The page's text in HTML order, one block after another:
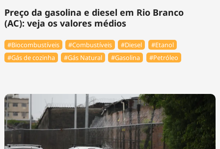
Preço da gasolina e diesel em Rio Branco
(AC): veja os valores médios
#Biocombustíveis #Combustíveis #Diesel
#Etanol
#Gás de cozinha
#Gás Natural #Gasolina #Petróleo